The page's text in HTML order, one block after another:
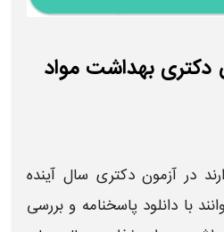
دکتری بهداشت مواد
درآزمون دکتری سال آینده
با دانلود پاسخنامه و بررسی